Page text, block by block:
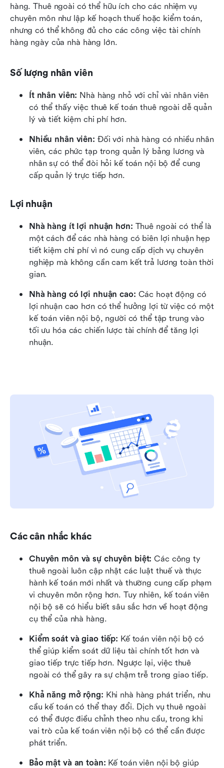
hàng. Thuê ngoài có thể hữu ích cho các nhiệm vụ
chuyên môn như lập kế hoạch thuế hoặc kiểm toán,
nhưng có thể không đủ cho các công việc tài chính
hàng ngày của nhà hàng lớn.
Số lượng nhân viên
Ít nhân viên: Nhà hàng nhỏ với chỉ vài nhân viên
có thể thấy việc thuê kế toán thuê ngoài dễ quản
lý và tiết kiệm chi phí hơn.
Nhiều nhân viên: Đối với nhà hàng có nhiều nhân
viên, các phức tạp trong quản lý bảng lương và
nhân sự có thể đòi hỏi kế toán nội bộ để cung
cấp quản lý trực tiếp hơn.
Lợi nhuận
Nhà hàng ít lợi nhuận hơn: Thuê ngoài có thể là
một cách để các nhà hàng có biên lợi nhuận hẹp
tiết kiệm chi phí vì nó cung cấp dịch vụ chuyên
nghiệp mà không cần cam kết trả lương toàn thời
gian.
Nhà hàng có lợi nhuận cao: Các hoạt động có
lợi nhuận cao hơn có thể hưởng lợi từ việc có một
kế toán viên nội bộ, người có thể tập trung vào
tối ưu hóa các chiến lược tài chính để tăng lợi
nhuận.
Các cân nhắc khác
Chuyên môn và sự chuyên biệt: Các công ty
thuê ngoài luôn cập nhật các luật thuế và thực
hành kế toán mới nhất và thường cung cấp phạm
vi chuyên môn rộng hơn. Tuy nhiên, kế toán viên
nội bộ sẽ có hiểu biết sâu sắc hơn về hoạt động
cụ thể của nhà hàng.
Kiểm soát và giao tiếp: Kế toán viên nội bộ có
thể giúp kiểm soát dữ liệu tài chính tốt hơn và
giao tiếp trực tiếp hơn. Ngược lại, việc thuê
ngoài có thể gây ra sự chậm trễ trong giao tiếp.
Khả năng mở rộng: Khi nhà hàng phát triển, nhu
cầu kế toán có thể thay đổi. Dịch vụ thuê ngoài
có thể được điều chỉnh theo nhu cầu, trong khi
vai trò của kế toán viên nội bộ có thể cần được
phát triển.
Bảo mật và an toàn: Kế toán viên nội bộ giúp